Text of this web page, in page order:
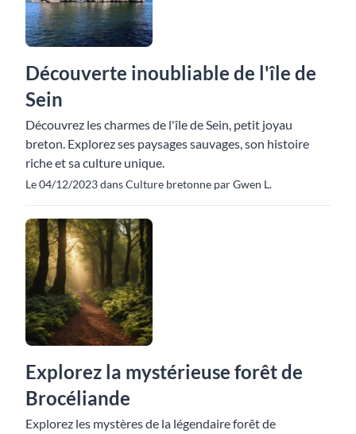
Découverte inoubliable de l'île de
Sein
Découvrez les charmes de l'île de Sein, petit joyau
breton. Explorez ses paysages sauvages, son histoire
riche et sa culture unique.
Le 04/12/2023 dans Culture bretonne par Gwen L.
Explorez la mystérieuse forêt de
Brocéliande
Explorez les mystères de la légendaire forêt de